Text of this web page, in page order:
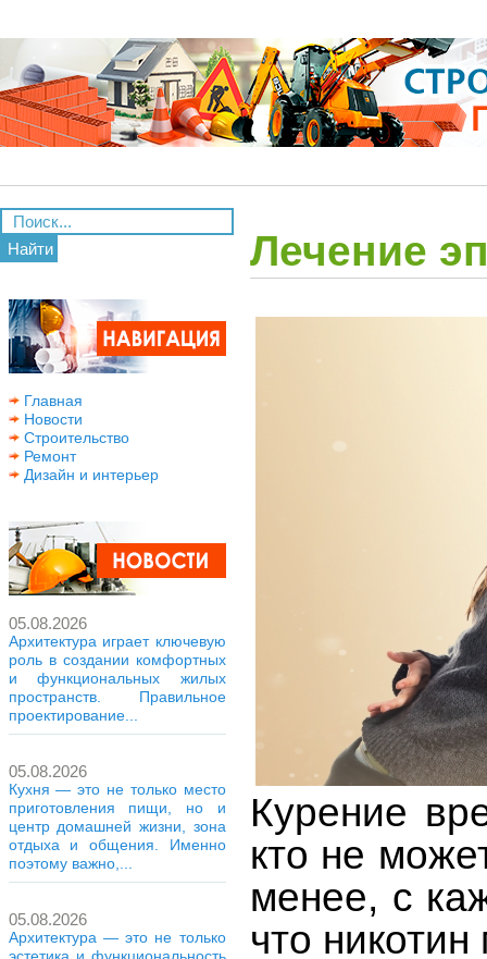
Найти
Главная
Новости
Строительство
Ремонт
Дизайн и интерьер
05.08.2026
Архитектура играет ключевую
роль в создании комфортных
и функциональных жилых
пространств. Правильное
проектирование...
05.08.2026
Кухня — это не только место
приготовления пищи, но и
центр домашней жизни, зона
отдыха и общения. Именно
поэтому важно,...
05.08.2026
Архитектура — это не только
Лечение
Курение
кто не
менее, с
что